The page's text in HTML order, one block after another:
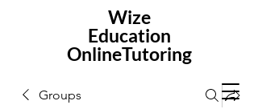
Wize
Education
OnlineTutoring
Groups